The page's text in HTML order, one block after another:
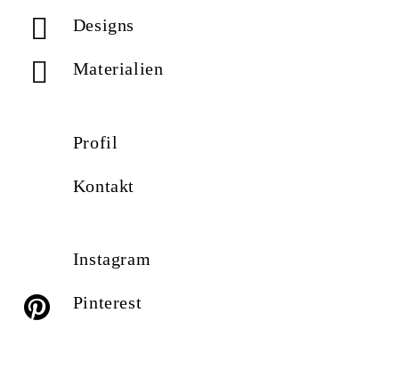
Designs
Materialien
Profil
Kontakt
Instagram
Pinterest